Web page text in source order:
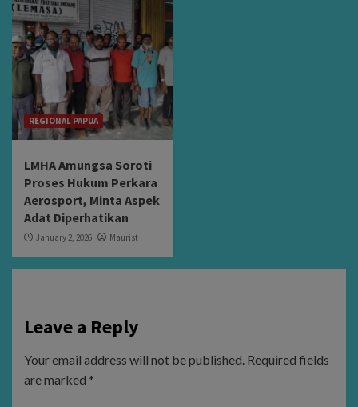
REGIONAL PAPUA
LMHA Amungsa Soroti
Proses Hukum Perkara
Aerosport, Minta Aspek
Adat Diperhatikan
January 2, 2026 Maurist
Leave a Reply
Your email address will not be published. Required fields
are marked *